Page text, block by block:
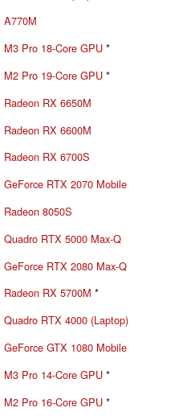
A770M
M3 Pro 18-Core GPU *
M2 Pro 19-Core GPU *
Radeon RX 6650M
Radeon RX 6600M
Radeon RX 6700S
GeForce RTX 2070 Mobile
Radeon 8050S
Quadro RTX 5000 Max-Q
GeForce RTX 2080 Max-Q
Radeon RX 5700M *
Quadro RTX 4000 (Laptop)
GeForce GTX 1080 Mobile
M3 Pro 14-Core GPU *
M2 Pro 16-Core GPU *